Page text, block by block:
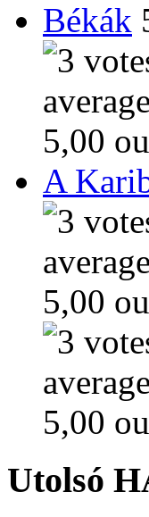
Békák
A
Utolsó